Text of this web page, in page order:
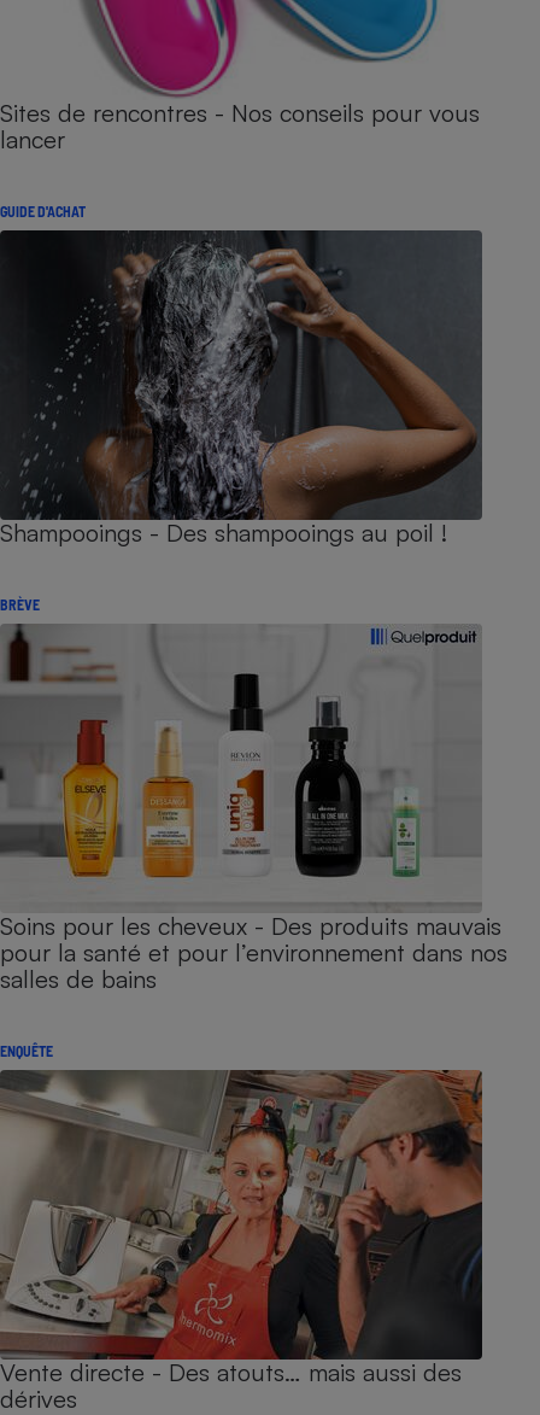
Sites de rencontres - Nos conseils pour vous
lancer
GUIDE D'ACHAT
Shampooings - Des shampooings au poil !
BRÈVE
Soins pour les cheveux - Des produits mauvais
pour la santé et pour l’environnement dans nos
salles de bains
ENQUÊTE
Vente directe - Des atouts… mais aussi des
dérives